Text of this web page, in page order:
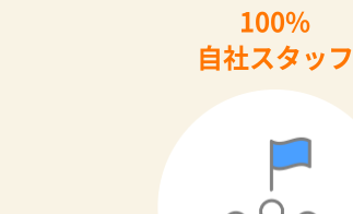
100%
自社スタッフ